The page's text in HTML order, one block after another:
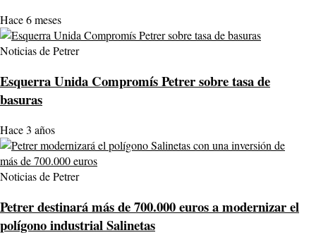
Hace 6 meses
Noticias de Petrer
Esquerra Unida Compromís Petrer sobre tasa de
basuras
Hace 3 años
Noticias de Petrer
Petrer destinará más de 700.000 euros a modernizar el
polígono industrial Salinetas